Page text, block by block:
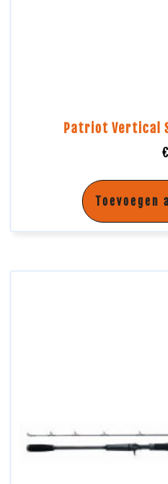
Patriot Vertical
€
Toevoegen